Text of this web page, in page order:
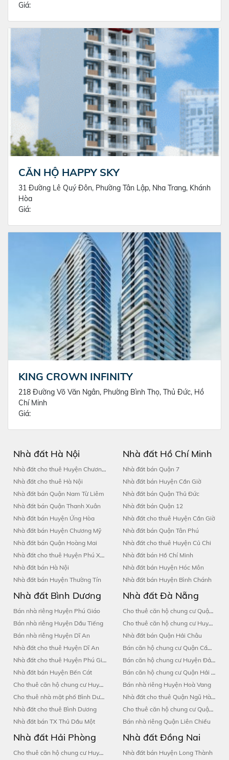
Giá:
CĂN HỘ HAPPY SKY
31 Đường Lê Quý Đôn, Phường Tân Lập, Nha Trang, Khánh
Hòa
Giá:
KING CROWN INFINITY
218 Đường Võ Văn Ngân, Phường Bình Thọ, Thủ Đức, Hồ
Chí Minh
Giá:
Nhà đất Hà Nội
Nhà đất cho thuê Huyện Chương Mỹ
Nhà đất cho thuê Hà Nội
Nhà đất bán Quận Nam Từ Liêm
Nhà đất bán Quận Thanh Xuân
Nhà đất bán Huyện Ứng Hòa
Nhà đất bán Huyện Chương Mỹ
Nhà đất bán Quận Hoàng Mai
Nhà đất cho thuê Huyện Phú Xuyên
Nhà đất bán Hà Nội
Nhà đất bán Huyện Thường Tín
Nhà đất Hồ Chí Minh
Nhà đất bán Quận 7
Nhà đất bán Huyện Cần Giờ
Nhà đất bán Quận Thủ Đức
Nhà đất bán Quận 12
Nhà đất cho thuê Huyện Cần Giờ
Nhà đất bán Quận Tân Phú
Nhà đất cho thuê Huyện Củ Chi
Nhà đất bán Hồ Chí Minh
Nhà đất bán Huyện Hóc Môn
Nhà đất bán Huyện Bình Chánh
Nhà đất Bình Dương
Bán nhà riêng Huyện Phú Giáo
Bán nhà riêng Huyện Dầu Tiếng
Bán nhà riêng Huyện Dĩ An
Nhà đất cho thuê Huyện Dĩ An
Nhà đất cho thuê Huyện Phú Giáo
Nhà đất bán Huyện Bến Cát
Cho thuê căn hộ chung cư Huyện Tân Uyên
Cho thuê nhà mặt phố Bình Dương
Nhà đất cho thuê Bình Dương
Nhà đất bán TX Thủ Dầu Một
Nhà đất Đà Nẵng
Cho thuê căn hộ chung cư Quận Hải Châu
Cho thuê căn hộ chung cư Huyện Hoà Vang
Nhà đất bán Quận Hải Châu
Bán căn hộ chung cư Quận Cẩm Lệ
Bán căn hộ chung cư Huyện Đảo Hoàng Sa
Bán căn hộ chung cư Quận Hải Châu
Bán nhà riêng Huyện Hoà Vang
Nhà đất cho thuê Quận Ngũ Hành Sơn
Cho thuê căn hộ chung cư Quận Ngũ Hành Sơn
Bán nhà riêng Quận Liên Chiểu
Nhà đất Hải Phòng
Cho thuê căn hộ chung cư Huyện An Dương
Nhà đất Đồng Nai
Nhà đất bán Huyện Long Thành